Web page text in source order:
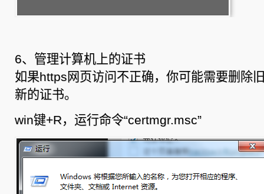
6、管理计算机上的证书
如果https网页访问不正确，你可能需要删除
新的证书。
win键+R，运行命令“certmgr.msc”